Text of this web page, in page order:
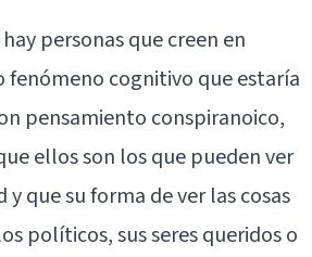
personas que creen en
fenómeno cognitivo que estaría
pensamiento conspiranoico,
ellos son los que pueden ver
que su forma de ver las cosas
políticos, sus seres queridos o